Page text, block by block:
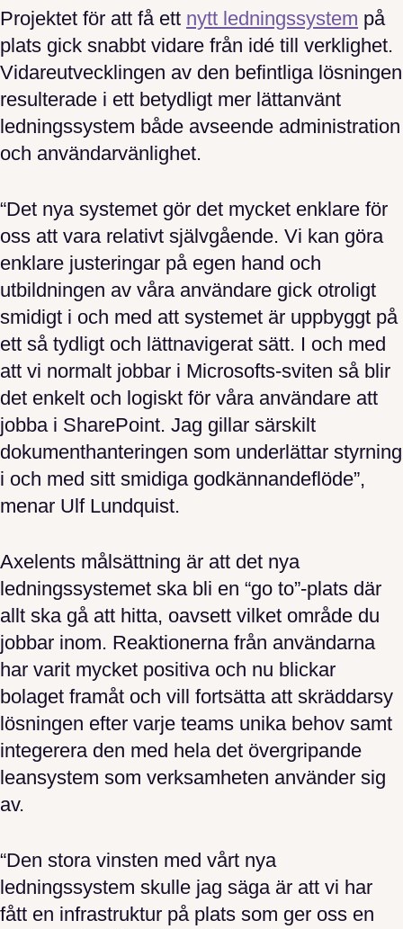
Projektet för att få ett nytt ledningssystem på
plats gick snabbt vidare från idé till verklighet.
Vidareutvecklingen av den befintliga lösningen
resulterade i ett betydligt mer lättanvänt
ledningssystem både avseende administration
och användarvänlighet.
“Det nya systemet gör det mycket enklare för
oss att vara relativt självgående. Vi kan göra
enklare justeringar på egen hand och
utbildningen av våra användare gick otroligt
smidigt i och med att systemet är uppbyggt på
ett så tydligt och lättnavigerat sätt. I och med
att vi normalt jobbar i Microsofts-sviten så blir
det enkelt och logiskt för våra användare att
jobba i SharePoint. Jag gillar särskilt
dokumenthanteringen som underlättar styrning
i och med sitt smidiga godkännandeflöde”,
menar Ulf Lundquist.
Axelents målsättning är att det nya
ledningssystemet ska bli en “go to”-plats där
allt ska gå att hitta, oavsett vilket område du
jobbar inom. Reaktionerna från användarna
har varit mycket positiva och nu blickar
bolaget framåt och vill fortsätta att skräddarsy
lösningen efter varje teams unika behov samt
integerera den med hela det övergripande
leansystem som verksamheten använder sig
av.
“Den stora vinsten med vårt nya
ledningssystem skulle jag säga är att vi har
fått en infrastruktur på plats som ger oss en